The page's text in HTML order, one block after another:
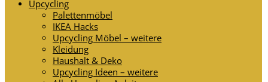
Upcycling
Palettenmöbel
IKEA Hacks
Upcycling Möbel – weitere
Kleidung
Haushalt & Deko
Upcycling Ideen – weitere